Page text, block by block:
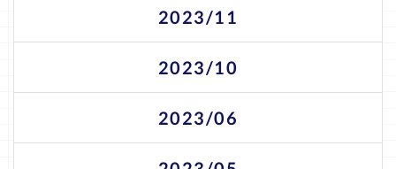
2023/11
2023/10
2023/06